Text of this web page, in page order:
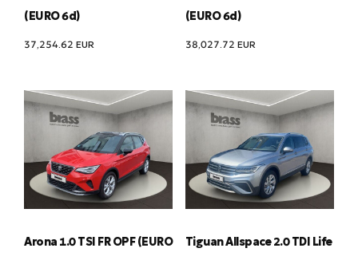
(EURO 6d)
37,254.62 EUR
(EURO 6d)
38,027.72 EUR
Arona 1.0 TSI FR OPF (EURO Tiguan Allspace 2.0 TDI Life